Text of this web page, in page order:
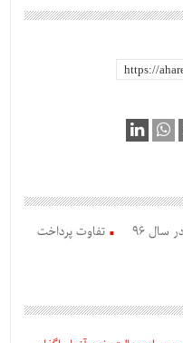
سال ۹۶
تفاوت پرداخت